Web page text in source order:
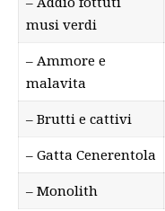
musi verdi
– Ammore e
malavita
– Brutti e cattivi
– Gatta Cenerentola
– Monolith